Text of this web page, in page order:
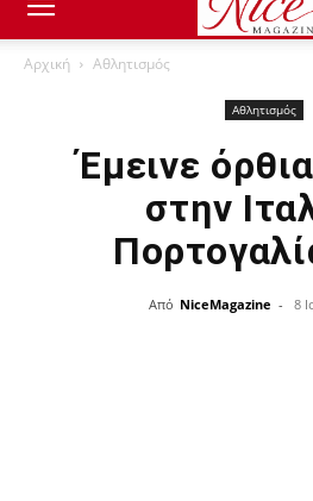
Αρχική Αθλητισμός
Αθλητισμός
Έμεινε
στην
Από NiceMagazine - 8